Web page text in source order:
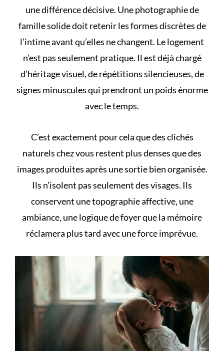
une différence décisive. Une photographie de
famille solide doit retenir les formes discrètes de
l’intime avant qu’elles ne changent. Le logement
n’est pas seulement pratique. Il est déjà chargé
d’héritage visuel, de répétitions silencieuses, de
signes minuscules qui prendront un poids énorme
avec le temps.
C’est exactement pour cela que desclichés
naturels chez vous restent plus denses que des
images produites après une sortie bien organisée.
Ils n’isolent pas seulement des visages. Ils
conservent une topographie affective, une
ambiance, une logique de foyer que la mémoire
réclamera plus tard avec une force imprévue.